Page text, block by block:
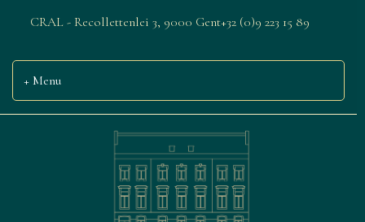
CRAL - Recollettenlei 3, 9000 Gent+32 (0)9 223 15 89
Menu